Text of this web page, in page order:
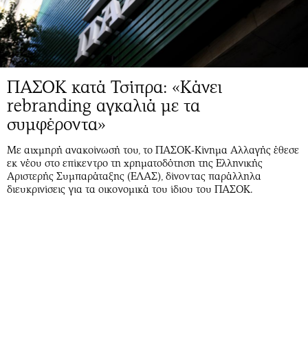
ΠΑΣΟΚ κατά Τσίπρα: «Κάνει
rebranding αγκαλιά με τα
συμφέροντα»
Με αιχμηρή ανακοίνωσή του, το ΠΑΣΟΚ-Κίνημα Αλλαγής έθεσε
εκ νέου στο επίκεντρο τη χρηματοδότηση της Ελληνικής
Αριστερής Συμπαράταξης (ΕΛΑΣ), δίνοντας παράλληλα
διευκρινίσεις για τα οικονομικά του ίδιου του ΠΑΣΟΚ.